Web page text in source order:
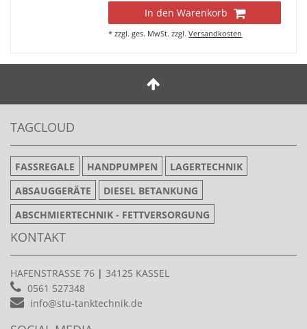
In den Warenkorb
*zzgl. ges. MwSt. zzgl.Versandkosten
TAGCLOUD
FASSREGALE HANDPUMPEN
LAGERTECHNIK
ABSAUGGERÄTE
DIESEL BETANKUNG
ABSCHMIERTECHNIK - FETTVERSORGUNG
KONTAKT
HAFENSTRASSE 76 | 34125 KASSEL
0561 527348
info@stu-tanktechnik.de